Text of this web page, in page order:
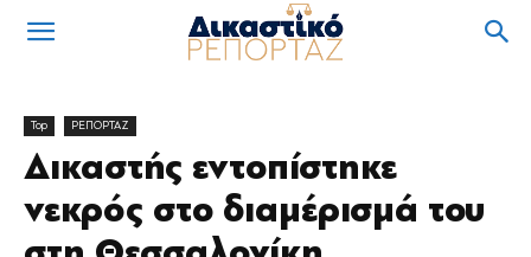
Top ΡΕΠΟΡΤΑΖ
Δικαστής εντοπίστηκε
νεκρός στο διαμέρισμά του